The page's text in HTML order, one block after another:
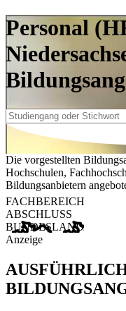
Personal
Die vorgestellten
Hochschulen,
Bildungsanbietern
FACHBEREICH
ABSCHLUSS
BUNDESLAND
Anzeige